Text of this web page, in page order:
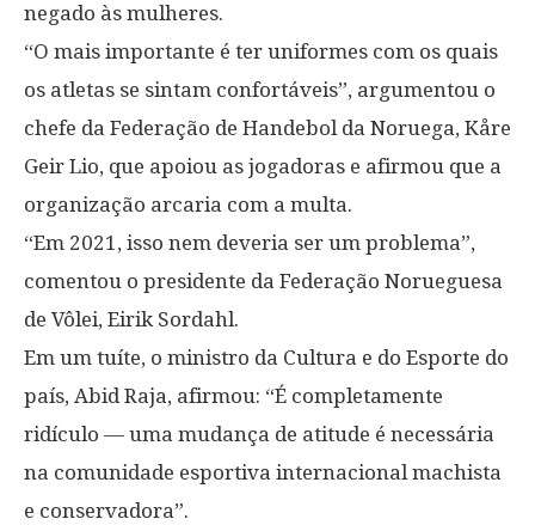
negado às mulheres.
“O mais importante é ter uniformes com os quais
os atletas se sintam confortáveis”, argumentou o
chefe da Federação de Handebol da Noruega, Kåre
Geir Lio, que apoiou as jogadoras e afirmou que a
organização arcaria com a multa.
“Em 2021, isso nem deveria ser um problema”,
comentou o presidente da Federação Norueguesa
de Vôlei, Eirik Sordahl.
Em um tuíte, o ministro da Cultura e do Esporte do
país, Abid Raja, afirmou: “É completamente
ridículo — uma mudança de atitude é necessária
na comunidade esportiva internacional machista
e conservadora”.